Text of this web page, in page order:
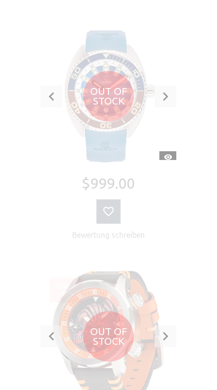
OUT OF
STOCK
$999.00
Bewertung schreiben
OUT OF
STOCK
VERKAUF
-38%